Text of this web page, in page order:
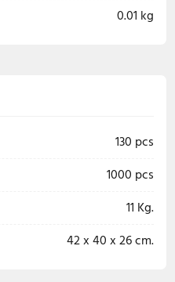
0.01 kg
130 pcs
1000 pcs
11 Kg.
42 x 40 x 26 cm.